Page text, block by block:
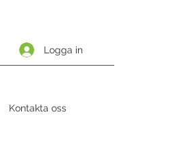
Logga in
Kontakta oss